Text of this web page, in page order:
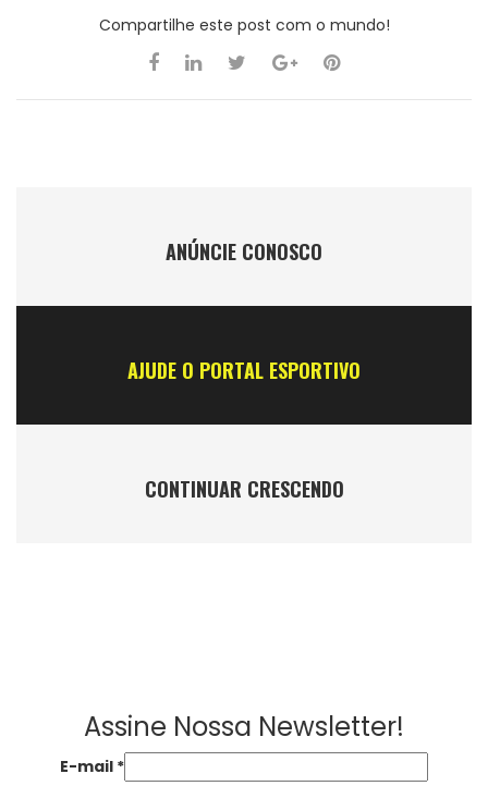
Compartilhe este post com o mundo!
ANÚNCIE CONOSCO
AJUDE O PORTAL ESPORTIVO
CONTINUAR CRESCENDO
Assine Nossa Newsletter!
E-mail *